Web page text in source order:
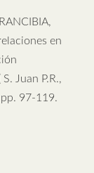
en
Juan P.R.,
97-119.